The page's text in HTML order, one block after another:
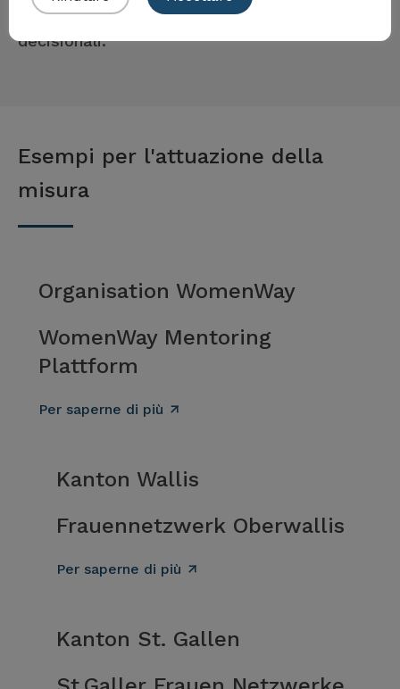
partecipazione delle donne a tutti i livelli
decisionali.
Esempi per l'attuazione della
misura
Organisation WomenWay
WomenWay Mentoring
Plattform
Per saperne di più
Kanton Wallis
Frauennetzwerk Oberwallis
Per saperne di più
Kanton St. Gallen